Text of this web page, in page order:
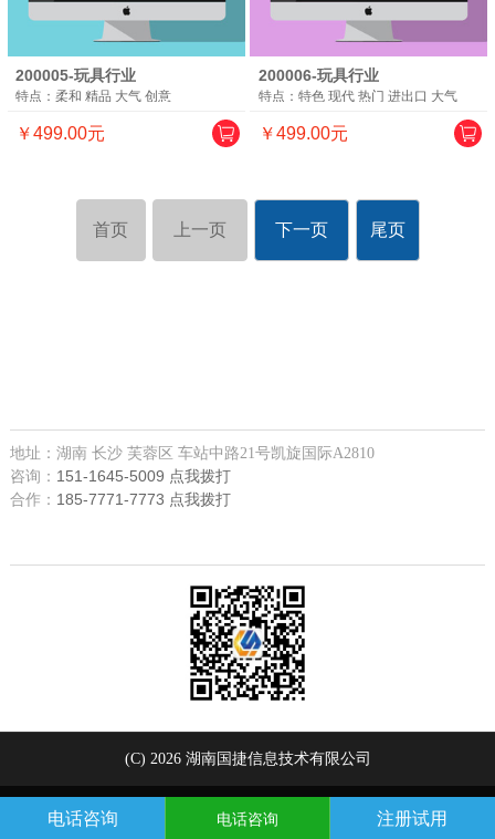
200005-玩具行业
特点：柔和 精品 大气 创意
￥499.00元
200006-玩具行业
特点：特色 现代 热门 进出口 大气
￥499.00元
首页 上一页 下一页 尾页
地址：湖南 长沙 芙蓉区 车站中路21号凯旋国际A2810
咨询： 151-1645-5009 点我拨打
合作： 185-7771-7773 点我拨打
(C) 2026 湖南国捷信息技术有限公司
电话咨询 电话咨询 注册试用